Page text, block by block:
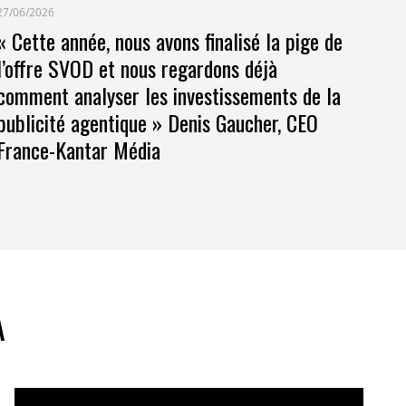
06/2026
Cette année, nous avons finalisé la pige de
SVOD et nous regardons déjà
analyser les investissements de la
agentique » Denis Gaucher, CEO
Kantar Média